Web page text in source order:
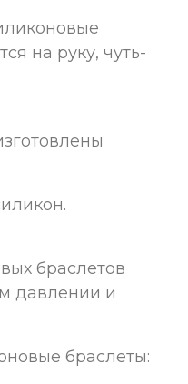
на руку, чуть-
браслетов
давлении и
браслеты: